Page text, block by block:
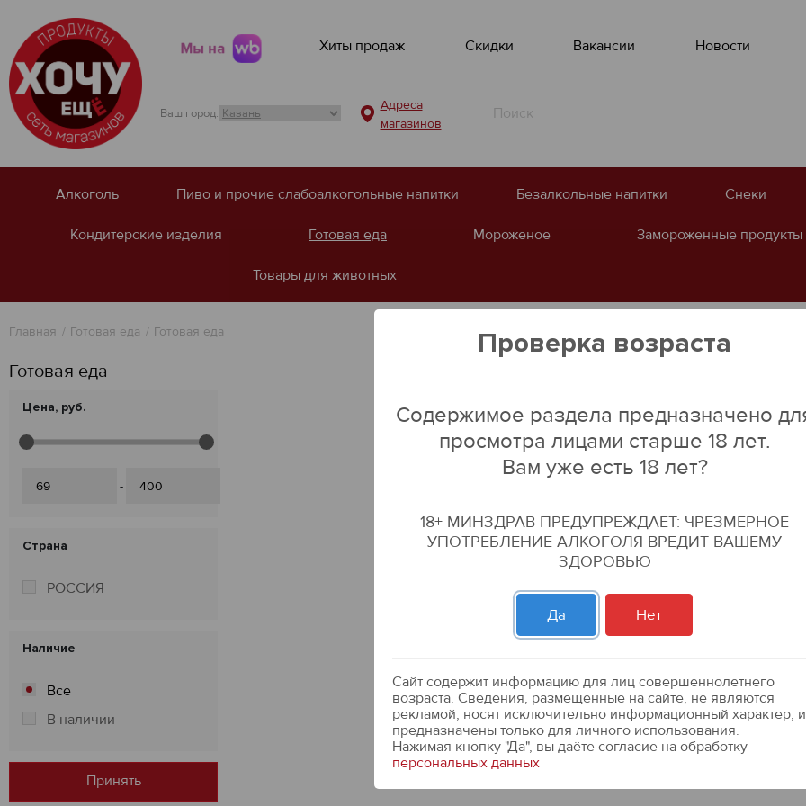
Мы на Хиты продаж Скидки Вакансии Новости
Ваш город:
Адреса
магазинов
Алкоголь Пиво и прочие слабоалкогольные напитки Безалкольные напитки Снеки
Кондитерские изделия Готовая еда Мороженое Замороженные продукты
Товары для животных
Главная Готовая еда Готовая еда
Готовая еда
Цена, руб.
-
Страна
РОССИЯ
Наличие
Все
В наличии
Принять
Проверка возраста
Содержимое раздела предназначено
просмотра лицами старше 18 лет.
Вам уже есть 18 лет?
18+ МИНЗДРАВ ПРЕДУПРЕЖДАЕТ: ЧРЕЗМЕРНОЕ
УПОТРЕБЛЕНИЕ АЛКОГОЛЯ ВРЕДИТ ВАШЕМУ
ЗДОРОВЬЮ
Да Нет
Сайт содержит информацию для лиц совершеннолетнего
возраста. Сведения, размещенные на сайте, не являются
рекламой, носят исключительно информационный характер, и
предназначены только для личного использования.
Нажимая кнопку "Да", вы даёте cогласие на обработку
персональных данных